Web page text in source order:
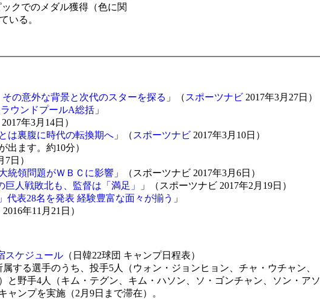
クでのメダル獲得（色に関
いる。
の意外な背景と次代のスターを探る 」（ スポーツナビ 2017年3月27日）
ウンドプールA総括 」
年3月14日）
は裏腹に時代の転換期へ 」（ スポーツナビ 2017年3月10日）
出ます。約10分）
7日）
統領問題がＷＢＣに影響 」（スポーツナビ 2017年3月6日）
人戦敗北も、監督は「満足」
」（スポーツナビ 2017年2月19日）
代表28名を発表 経験豊富な面々が揃う 」
年11月21日）
スケジュール （日韓22球団 キャンプ日程表）
する選手のうち、投手5人（ウォン・ジョンヒョン、チャ・ウチャン、
と野手4人（キム・テグン、キム・ハソン、ソ・ゴンチャン、ソン・アソ
ンプを実施（2月9日まで滞在）。